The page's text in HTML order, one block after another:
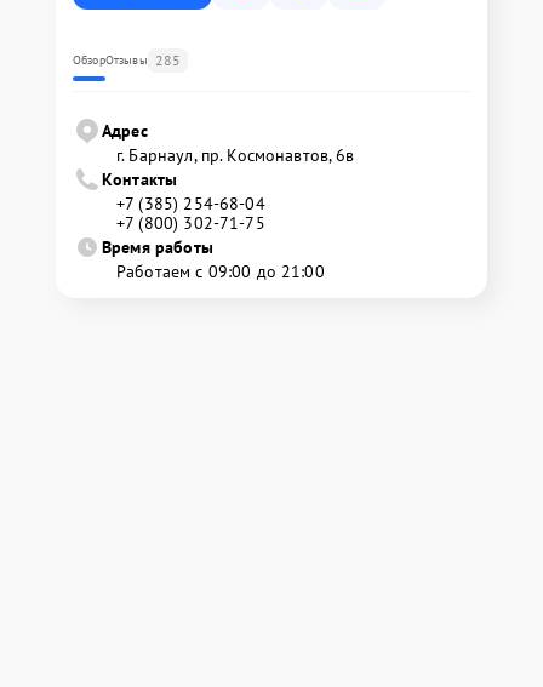
ОбзорОтзывы 285
Адрес
г. Барнаул, ​пр. Космонавтов, 6в
Контакты
+7 (385) 254-68-04
+7 (800) 302-71-75
Время работы
Работаем с 09:00 до 21:00